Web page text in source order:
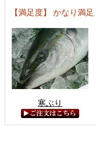
【満足度】 かなり満足
寒ぶり